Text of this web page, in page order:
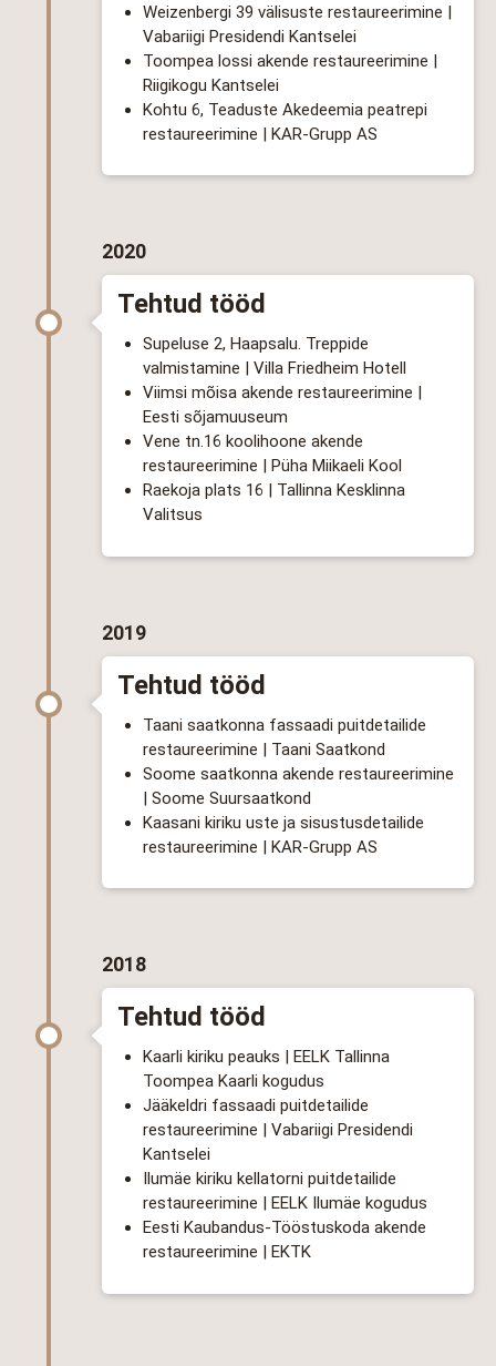
Weizenbergi 39 välisuste restaureerimine |
Vabariigi Presidendi Kantselei
Toompea lossi akende restaureerimine |
Riigikogu Kantselei
Kohtu 6, Teaduste Akedeemia peatrepi
restaureerimine | KAR-Grupp AS
2020
Tehtud tööd
Supeluse 2, Haapsalu. Treppide
valmistamine | Villa Friedheim Hotell
Viimsi mõisa akende restaureerimine |
Eesti sõjamuuseum
Vene tn.16 koolihoone akende
restaureerimine | Püha Miikaeli Kool
Raekoja plats 16 | Tallinna Kesklinna
Valitsus
2019
Tehtud tööd
Taani saatkonna fassaadi puitdetailide
restaureerimine | Taani Saatkond
Soome saatkonna akende restaureerimine
| Soome Suursaatkond
Kaasani kiriku uste ja sisustusdetailide
restaureerimine | KAR-Grupp AS
2018
Tehtud tööd
Kaarli kiriku peauks | EELK Tallinna
Toompea Kaarli kogudus
Jääkeldri fassaadi puitdetailide
restaureerimine | Vabariigi Presidendi
Kantselei
Ilumäe kiriku kellatorni puitdetailide
restaureerimine | EELK Ilumäe kogudus
Eesti Kaubandus-Tööstuskoda akende
restaureerimine | EKTK